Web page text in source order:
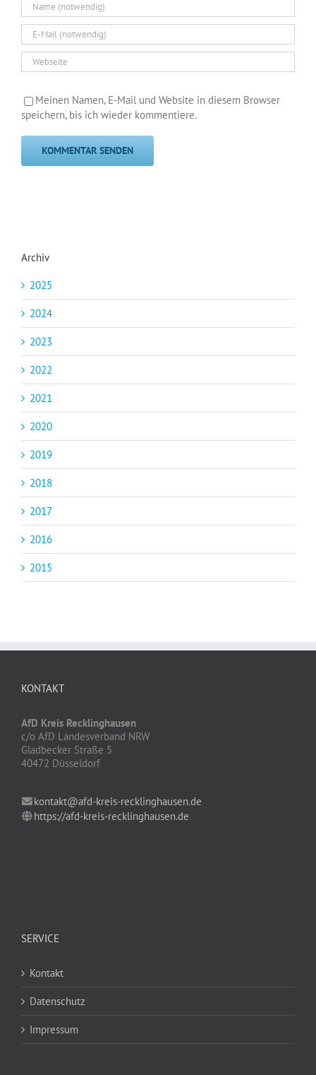
Meinen Namen, E-Mail und Website in diesem Browser
speichern, bis ich wieder kommentiere.
Archiv
2025
2024
2023
2022
2021
2020
2019
2018
2017
2016
2015
KONTAKT
AfD Kreis Recklinghausen
c/o AfD Landesverband NRW
Gladbecker Straße 5
40472 Düsseldorf
kontakt@afd-kreis-recklinghausen.de
https://afd-kreis-recklinghausen.de
SERVICE
Kontakt
Datenschutz
Impressum